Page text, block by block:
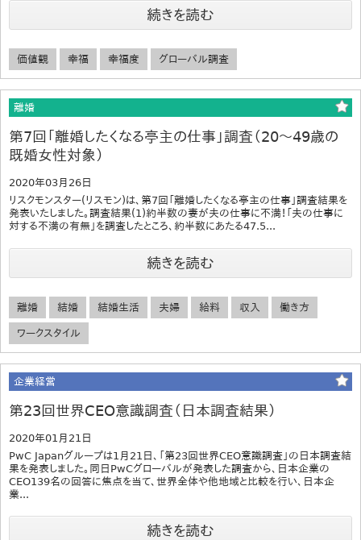
続きを読む
価値観 幸福 幸福度 グローバル調査
離婚
第7回「離婚したくなる亭主の仕事」調査（20～49歳の
既婚女性対象）
2020年03月26日
リスクモンスター(リスモン)は、第7回「離婚したくなる亭主の仕事」調査結果を
発表いたしました。調査結果(1)約半数の妻が夫の仕事に不満！「夫の仕事に
対する不満の有無」を調査したところ、約半数にあたる47.5...
続きを読む
離婚 結婚 結婚生活 夫婦 給料 収入 働き方
ワークスタイル
企業経営
第23回世界CEO意識調査（日本調査結果）
2020年01月21日
PwC Japanグループは1月21日、「第23回世界CEO意識調査」の日本調査結
果を発表しました。同日PwCグローバルが発表した調査から、日本企業の
CEO139名の回答に焦点を当て、世界全体や他地域と比較を行い、日本企
業...
続きを読む